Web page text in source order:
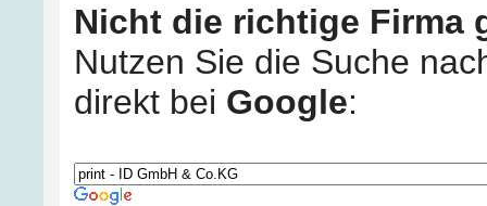
Nicht die richtige Firma
Nutzen Sie die Suche
direkt bei Google: